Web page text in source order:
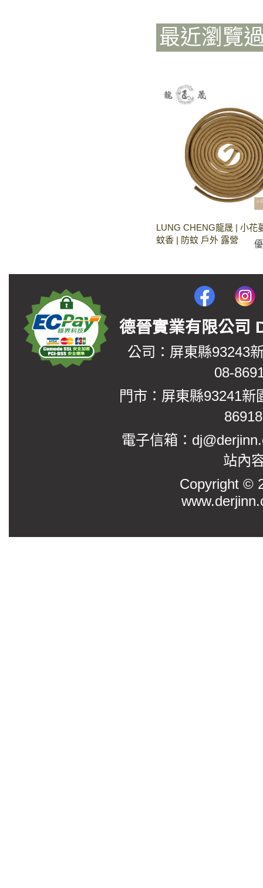
最近瀏覽
LUNG CHENG龍晟 | 小花
蚊香 | 防蚊 戶外 露營
德晉實業有限公
公司：屏東縣93243
08-
門市：屏東縣93241
電子信箱：
站內
Copyright ©